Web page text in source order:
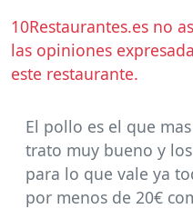
10Restaurantes.es no
las opiniones
este restaurante.
El pollo es el que
trato muy bueno y
para lo que vale ya
por menos de 20€